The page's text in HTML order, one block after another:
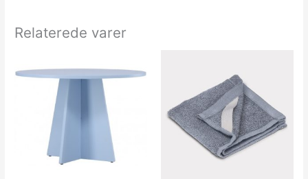
Relaterede varer